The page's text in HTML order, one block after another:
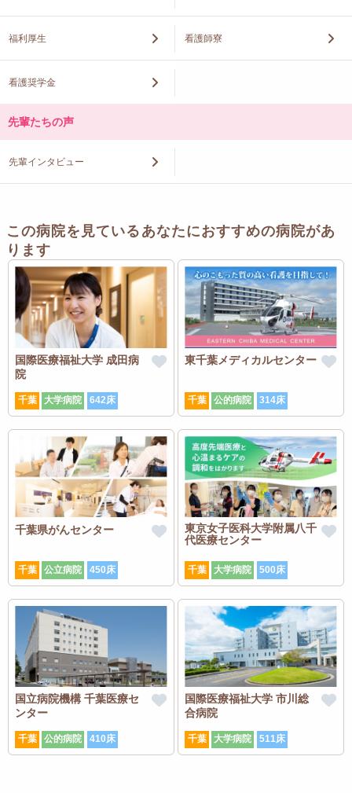
福利厚生 看護師寮
看護奨学金
先輩たちの声
先輩インタビュー
この病院を見ているあなたにおすすめの病院があ
ります
国際医療福祉大学 成田病
院
千葉 大学病院 642床
東千葉メディカルセンター
千葉 公的病院 314床
千葉県がんセンター
千葉 公立病院 450床
東京女子医科大学附属八千
代医療センター
千葉 大学病院 500床
国立病院機構 千葉医療セ
ンター
千葉 公的病院 410床
国際医療福祉大学 市川総
合病院
千葉 大学病院 511床